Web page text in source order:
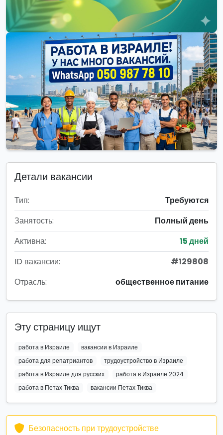
Детали вакансии
Тип:
Требуются
Занятость:
Полный день
Активна:
15 дней
ID вакансии:
#129808
Отрасль:
общественное питание
Эту страницу ищут
работа в Израиле
вакансии в Израиле
работа для репатриантов
трудоустройство в Израиле
работа в Израиле для русских
работа в Израиле 2024
работа в Петах Тиква
вакансии Петах Тиква
Безопасность при трудоустройстве